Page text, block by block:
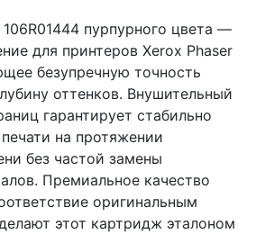
пурпурного цвета —
для принтеров Xerox Phaser
безупречную точность
оттенков. Внушительный
гарантирует стабильно
на протяжении
без частой замены
Премиальное качество
оригинальным
этот картридж эталоном